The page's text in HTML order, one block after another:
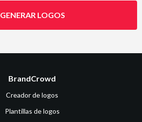
GENERAR LOGOS
BrandCrowd
Creador de logos
Plantillas de logos